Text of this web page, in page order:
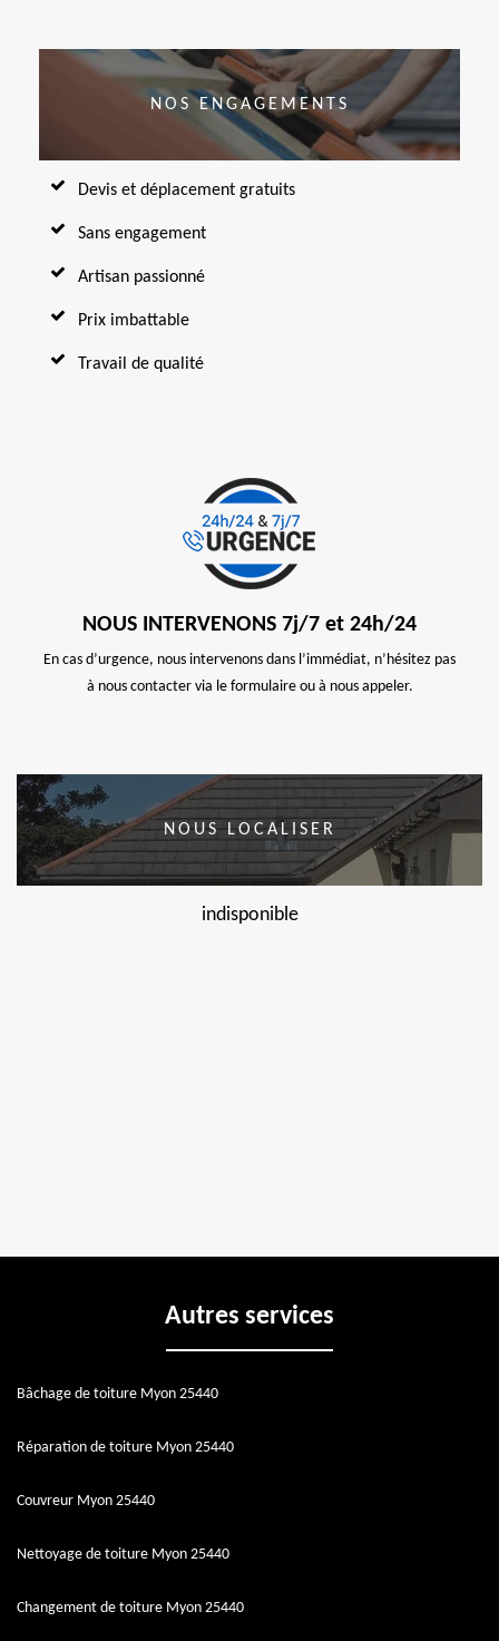
NOS ENGAGEMENTS
Devis et déplacement gratuits
Sans engagement
Artisan passionné
Prix imbattable
Travail de qualité
NOUS INTERVENONS 7j/7 et 24h/24
En cas d’urgence, nous intervenons dans l’immédiat, n’hésitez pas
à nous contacter via le formulaire ou à nous appeler.
NOUS LOCALISER
indisponible
Autres services
Bâchage de toiture Myon 25440
Réparation de toiture Myon 25440
Couvreur Myon 25440
Nettoyage de toiture Myon 25440
Changement de toiture Myon 25440